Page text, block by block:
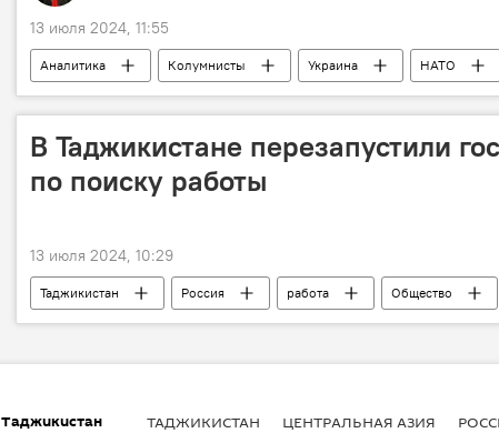
13 июля 2024, 11:55
Аналитика Колумнисты Украина НАТО
В Таджикистане перезапустили
по поиску работы
13 июля 2024, 10:29
Таджикистан Россия работа Общество
Таджикистан ТАДЖИКИСТАН ЦЕНТРАЛЬНАЯ АЗИЯ